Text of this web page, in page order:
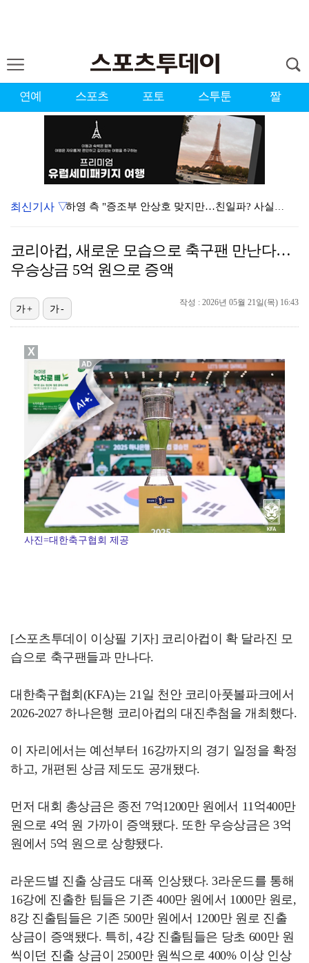
연예 스포츠 포토 스투툰 짤
하영 측 "증조부 안상호 맞지만…친일파? 사실무근" […
"아예 다른 관계잖아"…황정민 폭로자, 팬 주장에 반박…
"블랙핑크 데뷔 10주년 행사로 국중박 입장 통제"…문…
기록적인 폭염에 멈췄던 KBO, 11일부터 순위 경쟁 …
고영욱, 도 넘은 저격 논란…이번엔 박하선에 "감당 안…
경찰, 대한축구협회 '심판 성접대 논란' 수사 여부 검…
정연, JYP엔터 떠나 새 시작 "가장 큰 중심 트와이…
최신기사 ▽
코리아컵, 새로운 모습으로 축구팬 만난다…
우승상금 5억 원으로 증액
작성 : 2026년 05월 21일(목) 16:43
가+ 가-
사진=대한축구협회 제공
[스포츠투데이 이상필 기자] 코리아컵이 확 달라진 모
습으로 축구팬들과 만나다.
대한축구협회(KFA)는 21일 천안 코리아풋볼파크에서
2026-2027 하나은행 코리아컵의 대진추첨을 개최했다.
이 자리에서는 예선부터 16강까지의 경기 일정을 확정
하고, 개편된 상금 제도도 공개됐다.
먼저 대회 총상금은 종전 7억1200만 원에서 11억400만
원으로 4억 원 가까이 증액됐다. 또한 우승상금은 3억
원에서 5억 원으로 상향됐다.
라운드별 진출 상금도 대폭 인상됐다. 3라운드를 통해
16강에 진출한 팀들은 기존 400만 원에서 1000만 원로,
8강 진출팀들은 기존 500만 원에서 1200만 원로 진출
상금이 증액됐다. 특히, 4강 진출팀들은 당초 600만 원
씩이던 진출 상금이 2500만 원씩으로 400% 이상 인상
X